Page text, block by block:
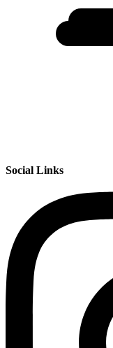
Social Links